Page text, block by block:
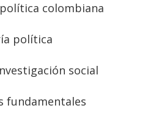
colombiana
política
social
fundamentales